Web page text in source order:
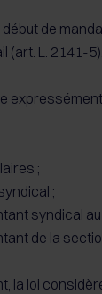
début de
(art. L. 2141-5).
;
;
syndical au
de la
la loi